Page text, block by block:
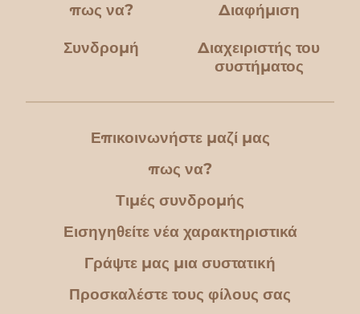
πως να? Διαφήμιση
Συνδρομή
Διαχειριστής του
συστήματος
Επικοινωνήστε μαζί μας
πως να?
Τιμές συνδρομής
Εισηγηθείτε νέα χαρακτηριστικά
Γράψτε μας μια συστατική
Προσκαλέστε τους φίλους σας